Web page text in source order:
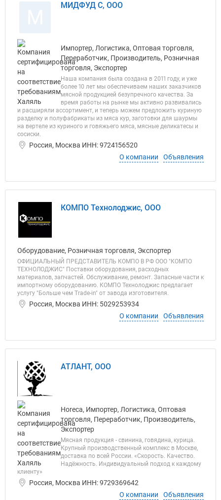
МИДФУД С, ООО
Импортер, Логистика, Оптовая торговля,
Переработчик, Производитель, Розничная
торговля, Экспортер
Наша компания была создана в 2011 году, и уже
более 10 лет мы обеспечиваем наших заказчиков
мясной продукцией безупречного качества. За
время работы на рынке мы активно развивались
и расширяли ассортимент, и теперь можем предложить куриную
разделку и полуфабрикаты из мяса кур, заготовки для шаурмы
на вертеле из куриного и говяжьего мяса, мясные деликатесы и
сосиски.
Россия, Москва ИНН: 9724156520
О компании
Объявления
КОМПО Технолоджис, ООО
Оборудование, Розничная торговля, Экспортер
ОФИЦИАЛЬНЫЙ ПРЕДСТАВИТЕЛЬ КОМПО В РФ ООО "КОМПО
ТЕХНОЛОДЖИС" Поставки оборудования, расходных
материалов, запчастей. Обслуживание, ремонт. Запасные части к
импортному оборудованию. КОМПО Технолоджис предлагает
услугу "Больше чем Trade-in" от завода изготовителя.
Россия, Москва ИНН: 5029253934
О компании
Объявления
АТЛАНТ, ООО
Horeca, Импортер, Логистика, Оптовая
торговля, Переработчик, Производитель,
Экспортер
Мясная продукция - свинина, говядина, курица.
Крупный производственный комплекс в Москве,
доставка по всей России. «Скорость. Качество.
Надёжность. Индивидуальный подход к каждому
клиенту»
Россия, Москва ИНН: 9729369642
О компании
Объявления